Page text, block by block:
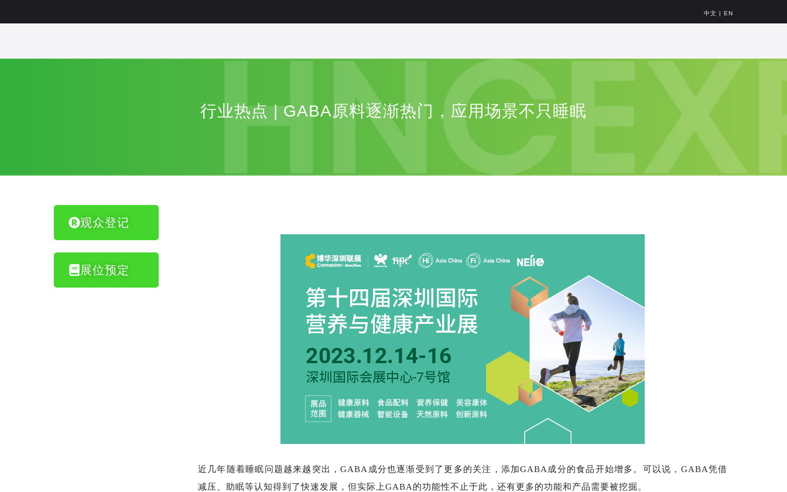
中文 | EN
行业热点 | GABA原料逐渐热门，应用场景不只睡眠
观众登记
展位预定
近几年随着睡眠问题越来越突出，GABA成分也逐渐受到了更多的关注，添加GABA成分的食品开始增多。可以说，GABA凭借
减压、助眠等认知得到了快速发展，但实际上GABA的功能性不止于此，还有更多的功能和产品需要被挖掘。